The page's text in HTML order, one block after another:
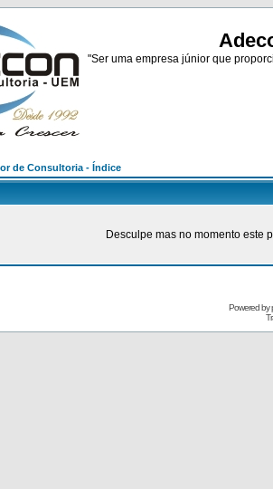
"Ser uma empresa júnior que
de Consultoria - Índice
Desculpe mas no momento este
Powered by